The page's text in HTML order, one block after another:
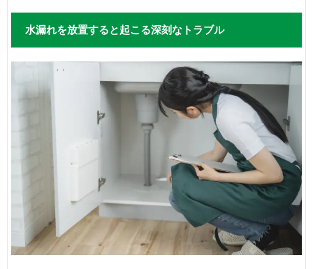
水漏れを放置すると起こる深刻なトラブル